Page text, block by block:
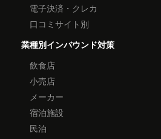
電子決済・クレカ
口コミサイト別
業種別インバウンド対策
飲食店
小売店
メーカー
宿泊施設
民泊